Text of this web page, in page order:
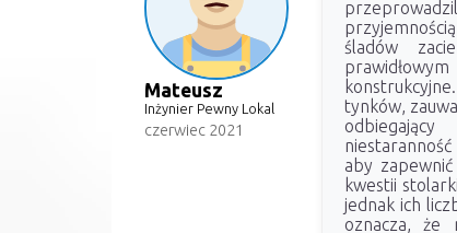
Mateusz
Inżynier Pewny Lokal
czerwiec 2021
śladów
tynków,
aby
kwestii
jednak ich
oznacza, że